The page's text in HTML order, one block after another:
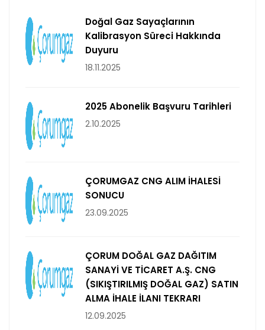
Doğal Gaz Sayaçlarının
Kalibrasyon Süreci Hakkında
Duyuru
18.11.2025
2025 Abonelik Başvuru Tarihleri
2.10.2025
ÇORUMGAZ CNG ALIM İHALESİ
SONUCU
23.09.2025
ÇORUM DOĞAL GAZ DAĞITIM
SANAYİ VE TİCARET A.Ş. CNG
(SIKIŞTIRILMIŞ DOĞAL GAZ) SATIN
ALMA İHALE İLANI TEKRARI
12.09.2025